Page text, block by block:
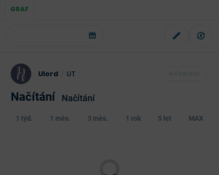
GRAF
Ulord UT
Načítání Načítání
1 týd. 1 měs. 3 měs. 1 rok 5 let MAX